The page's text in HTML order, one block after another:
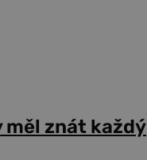
měl znát každý